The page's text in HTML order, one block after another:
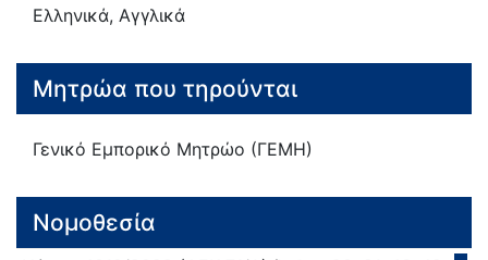
Ελληνικά, Αγγλικά
Μητρώα που τηρούνται
Γενικό Εμπορικό Μητρώο (ΓΕΜΗ)
Νομοθεσία